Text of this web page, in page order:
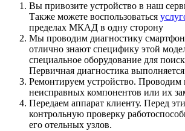
Вы привозите устройство в наш
Также можете воспользоваться
пределах МКАД в одну сторону
Мы проводим диагностику
отлично знают специфику этой
специальное оборудование для
Первичная диагностика
Ремонтируем устройство. Проводим
неисправных компонентов или их
Передаем аппарат клиенту. Перед
контрольную проверку
его отельных узлов.